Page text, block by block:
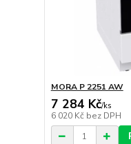
MORA P 2251 AW
7 284 Kč/ks
6 020 Kč bez DPH